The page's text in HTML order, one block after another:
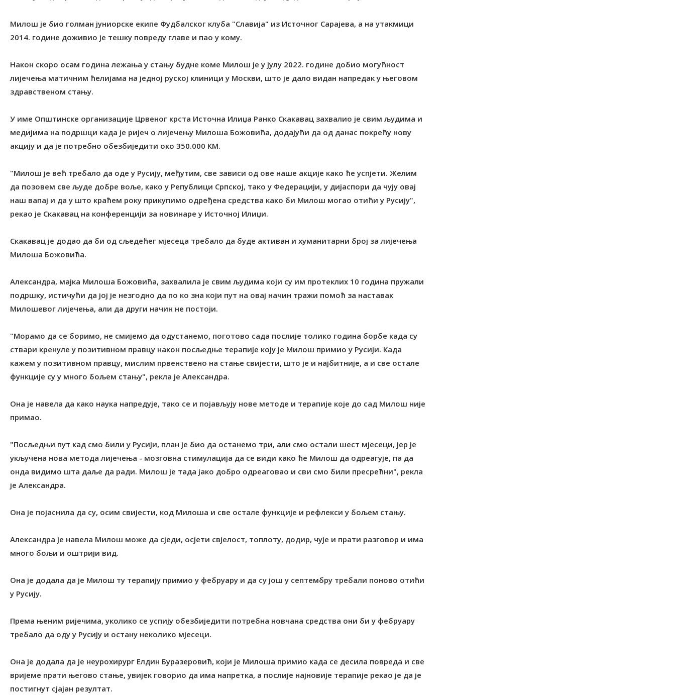
Милош је био голман јуниорске екипе Фудбалског клуба "Славија" из Источног Сарајева, а на утакмици
2014. године доживио је тешку повреду главе и пао у кому.
Након скоро осам година лежања у стању будне коме Милош је у јулу 2022. године добио могућност
лијечења матичним ћелијама на једној руској клиници у Москви, што је дало видан напредак у његовом
здравственом стању.
У име Општинске организације Црвеног крста Источна Илиџа Ранко Скакавац захвалио је свим људима и
медијима на подршци када је ријеч о лијечењу Милоша Божовића, додајући да од данас покрећу нову
акцију и да је потребно обезбиједити око 350.000 КМ.
"Милош је већ требало да оде у Русију, међутим, све зависи од ове наше акције како ће успјети. Желим
да позовем све људе добре воље, како у Републици Српској, тако у Федерацији, у дијаспори да чују овај
наш вапај и да у што краћем року прикупимо одређена средства како би Милош могао отићи у Русију",
рекао је Скакавац на конференцији за новинаре у Источној Илиџи.
Скакавац је додао да би од сљедећег мјесеца требало да буде активан и хуманитарни број за лијечења
Милоша Божовића.
Александра, мајка Милоша Божовића, захвалила је свим људима који су им протеклих 10 година пружали
подршку, истичући да јој је незгодно да по ко зна који пут на овај начин тражи помоћ за наставак
Милошевог лијечења, али да други начин не постоји.
"Морамо да се боримо, не смијемо да одустанемо, поготово сада послије толико година борбе када су
ствари кренуле у позитивном правцу након посљедње терапије коју је Милош примио у Русији. Када
кажем у позитивном правцу, мислим првенствено на стање свијести, што је и најбитније, а и све остале
функције су у много бољем стању", рекла је Александра.
Она је навела да како наука напредује, тако се и појављују нове методе и терапије које до сад Милош није
примао.
"Посљедњи пут кад смо били у Русији, план је био да останемо три, али смо остали шест мјесеци, јер је
укључена нова метода лијечења - мозговна стимулација да се види како ће Милош да одреагује, па да
онда видимо шта даље да ради. Милош је тада јако добро одреаговао и сви смо били пресрећни", рекла
је Александра.
Она је појаснила да су, осим свијести, код Милоша и све остале функције и рефлекси у бољем стању.
Александра је навела Милош може да сједи, осјети свјелост, топлоту, додир, чује и прати разговор и има
много бољи и оштрији вид.
Она је додала да је Милош ту терапију примио у фебруару и да су још у септембру требали поново отићи
у Русију.
Према њеним ријечима, уколико се успију обезбиједити потребна новчана средства они би у фебруару
требало да оду у Русију и остану неколико мјесеци.
Она је додала да је неурохирург Елдин Буразеровић, који је Милоша примио када се десила повреда и све
вријеме прати његово стање, увијек говорио да има напретка, а послије најновије терапије рекао је да је
постигнут сјајан резултат.